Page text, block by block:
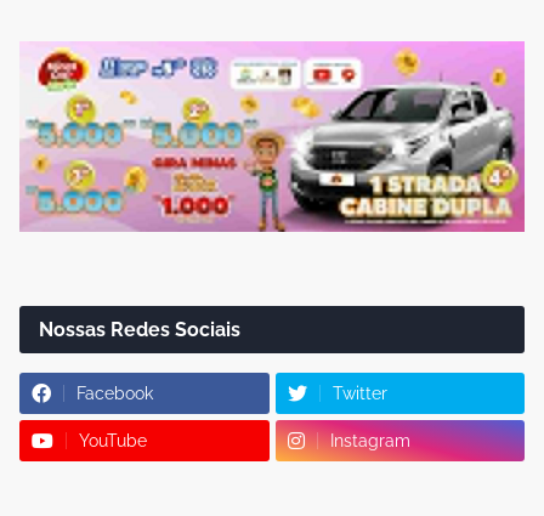
Nossas Redes Sociais
Facebook Twitter
YouTube Instagram